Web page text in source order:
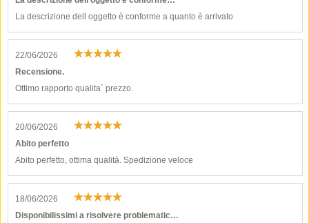
La descrizione dell oggetto è conforme a quanto è arrivato
22/06/2026
Recensione.
Ottimo rapporto qualita` prezzo.
20/06/2026
Abito perfetto
Abito perfetto, ottima qualità. Spedizione veloce
18/06/2026
Disponibilissimi a risolvere problematic…